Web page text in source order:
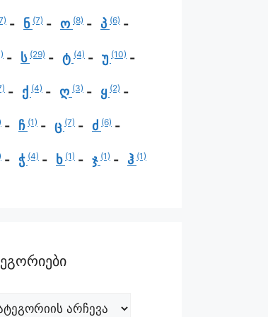
ნ (7) ო (8) პ (6)
ს (29) ტ (4) უ (10)
ქ (4) ღ (3) ყ (2)
ჩ (1) ც (7) ძ (6)
ჭ (4) ხ (1) ჯ (1) ჰ (1)